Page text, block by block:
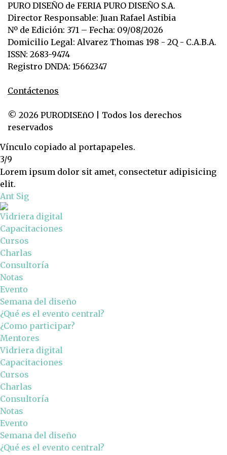
PURO DISEÑO de FERIA PURO DISEÑO S.A.
Director Responsable: Juan Rafael Astibia
Nº de Edición: 371 – Fecha: 09/08/2026
Domicilio Legal: Alvarez Thomas 198 - 2Q - C.A.B.A.
ISSN: 2683-9474
Registro DNDA: 15662347
Contáctenos
© 2026 PURODISEñO | Todos los derechos
reservados
Vínculo copiado al portapapeles.
3/9
Lorem ipsum dolor sit amet, consectetur adipisicing
elit.
Ant Sig
Vidriera digital
Capacitaciones
Cursos
Charlas
Consultoría
Notas
Evento
Semana del diseño
¿Qué es el evento central?
¿Como participar?
Mentores
Vidriera digital
Capacitaciones
Cursos
Charlas
Consultoría
Notas
Evento
Semana del diseño
¿Qué es el evento central?